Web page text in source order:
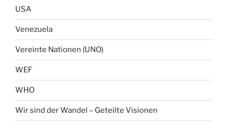
USA
Venezuela
Vereinte Nationen (UNO)
WEF
WHO
Wir sind der Wandel – Geteilte Visionen